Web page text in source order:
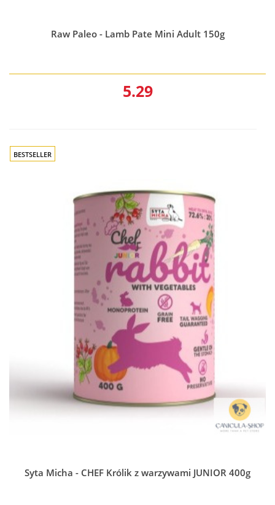
Raw Paleo - Lamb Pate Mini Adult 150g
5.29
BESTSELLER
Syta Micha - CHEF Królik z warzywami JUNIOR 400g